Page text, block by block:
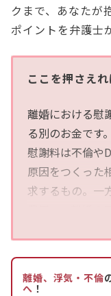
クまで、あなたが
ポイントを弁護士
ここを押さえれ
離婚における慰
る別のお金です。
慰謝料は不倫や
原因をつくった
求するもの。一
費用で、離婚
判上の相場とさ
離婚、浮気・不倫
へ ！